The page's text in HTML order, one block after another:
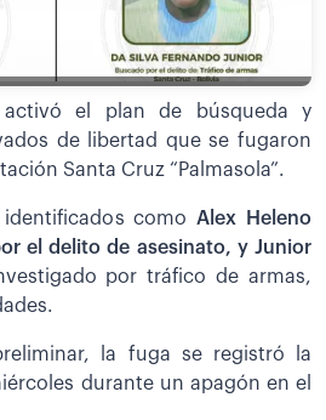
activó el plan de búsqueda y
de libertad que se fugaron
Santa Cruz “Palmasola”.
identificados comoAlex
Heleno
el delito de asesinato, y Junior
por tráfico de armas,
la fuga se registró la
durante un apagón en el